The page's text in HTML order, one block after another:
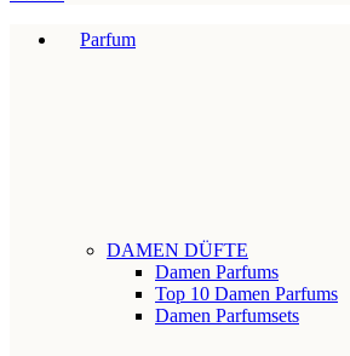
Parfum
DAMEN DÜFTE
Damen Parfums
Top 10 Damen Parfums
Damen Parfumsets